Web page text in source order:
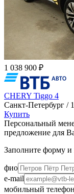
1 038 900 ₽
CHERY Tiggo 4
Санкт-Петербург /
Купить
Персональный
предложение для
Заполните форму
фио
e-mail
мобильный телефон